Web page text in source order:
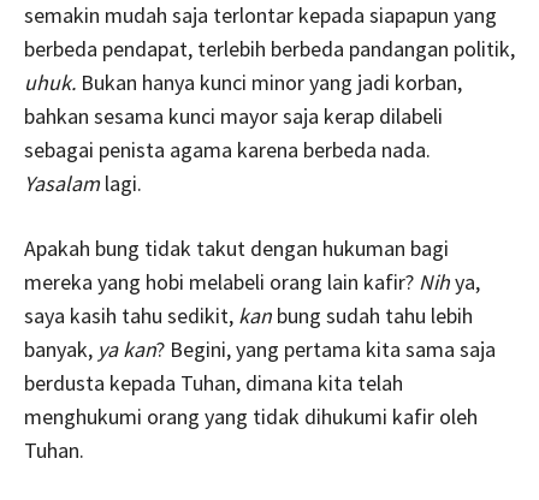
semakin mudah saja terlontar kepada siapapun yang
berbeda pendapat, terlebih berbeda pandangan politik,
uhuk. Bukan hanya kunci minor yang jadi korban,
bahkan sesama kunci mayor saja kerap dilabeli
sebagai penista agama karena berbeda nada.
Yasalam lagi.
Apakah bung tidak takut dengan hukuman bagi
mereka yang hobi melabeli orang lain kafir? Nihya,
saya kasih tahu sedikit, kan bung sudah tahu lebih
banyak, ya kan? Begini, yang pertama kita sama saja
berdusta kepada Tuhan, dimana kita telah
menghukumi orang yang tidak dihukumi kafir oleh
Tuhan.